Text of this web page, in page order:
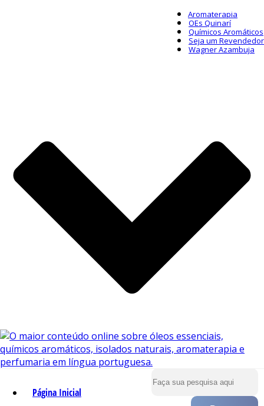
Aromaterapia
OEs Quinarí
Químicos Aromáticos
Seja um Revendedor
Wagner Azambuja
Página Inicial